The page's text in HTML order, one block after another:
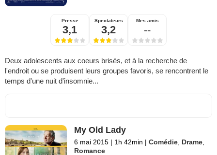
Presse
3,1
Spectateurs
3,2
Mes amis
--
Deux adolescents aux coeurs brisés, et à la recherche de
l'endroit ou se produisent leurs groupes favoris, se rencontrent le
temps d'une nuit d'insomnie...
My Old Lady
6 mai 2015 | 1h 42min | Comédie Drame
Romance